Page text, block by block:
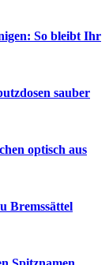
So bleibt Ihr
sauber
optisch aus
Bremssättel